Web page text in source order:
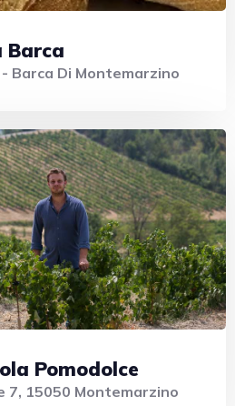
Barca
Barca Di Montemarzino
Pomodolce
7, 15050 Montemarzino